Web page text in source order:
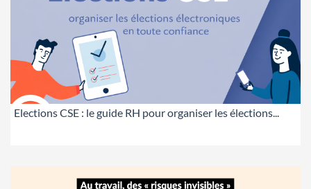
Elections CSE : le guide RH pour organiser les élections...